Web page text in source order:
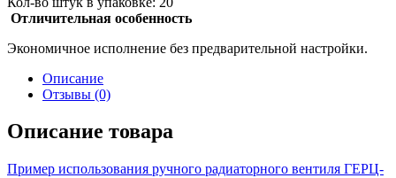
Отличительная особенность
Экономичное исполнение без предварительной настройки.
Описание
Отзывы (0)
Описание товара
Пример использования ручного радиаторного вентиля ГЕРЦ-